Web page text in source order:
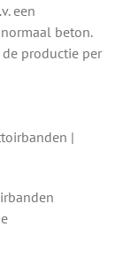
een
beton.
productie per
|